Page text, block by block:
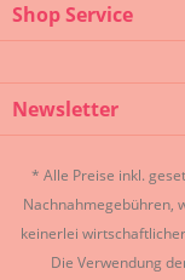
Shop Service
Newsletter
* Alle Preise inkl.
Nachnahmegebühren,
keinerlei
Die Verwendung